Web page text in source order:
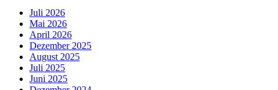
Juli 2026
Mai 2026
April 2026
Dezember 2025
August 2025
Juli 2025
Juni 2025